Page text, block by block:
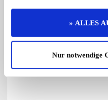
» ALLES
Nur notwendige
Gesuch von
Privater Anbieter